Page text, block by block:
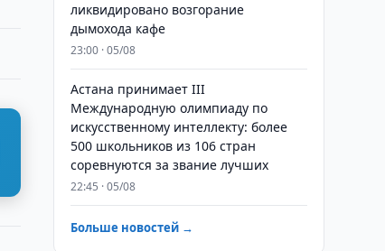
ликвидировано возгорание
дымохода кафе
23:00 · 05/08
Астана принимает III
Международную олимпиаду по
искусственному интеллекту: более
500 школьников из 106 стран
соревнуются за звание лучших
22:45 · 05/08
Больше новостей →